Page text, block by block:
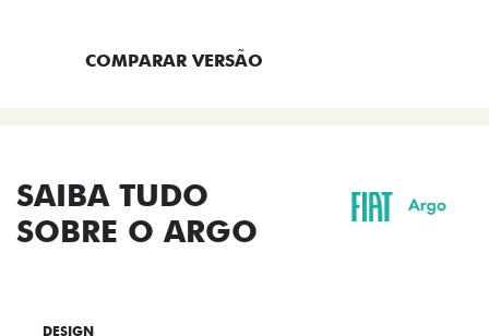
COMPARAR VERSÃO
SAIBA TUDO
SOBRE O ARGO
DESIGN